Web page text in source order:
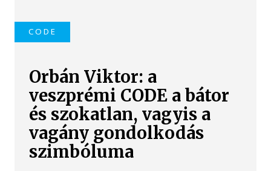
CODE
Orbán Viktor: a
veszprémi CODE a bátor
és szokatlan, vagyis a
vagány gondolkodás
szimbóluma